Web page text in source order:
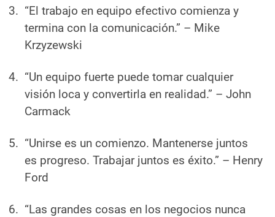
“El trabajo en equipo efectivo comienza y
termina con la comunicación.” – Mike
Krzyzewski
“Un equipo fuerte puede tomar cualquier
visión loca y convertirla en realidad.” – John
Carmack
“Unirse es un comienzo. Mantenerse juntos
es progreso. Trabajar juntos es éxito.” – Henry
Ford
“Las grandes cosas en los negocios nunca